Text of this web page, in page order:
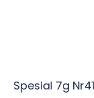
Spesial 7g